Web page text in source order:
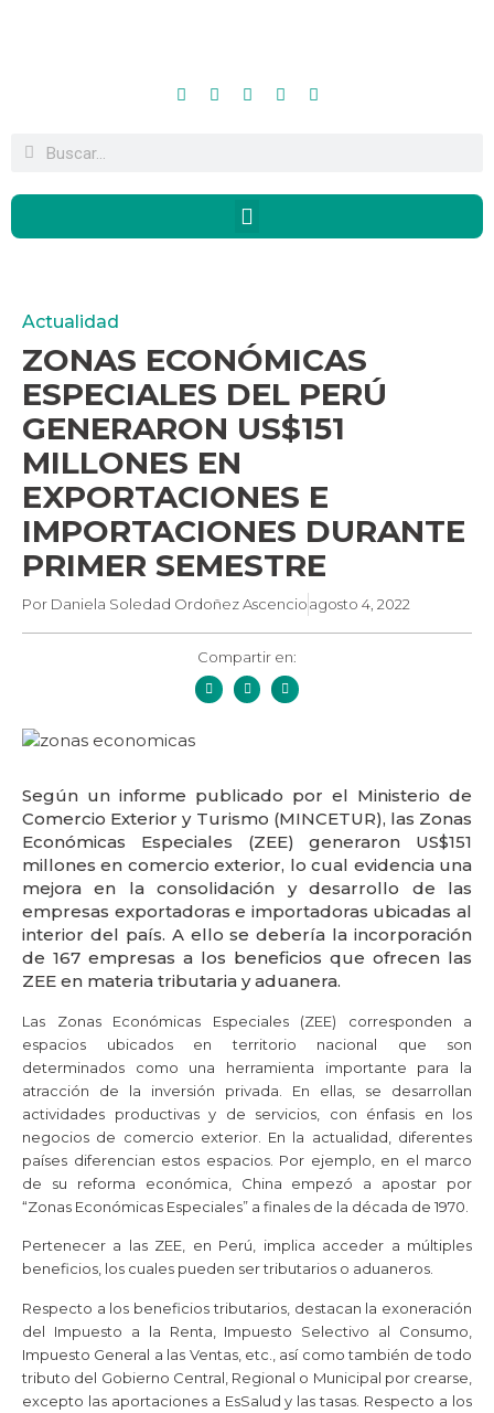
Actualidad
ZONAS ECONÓMICAS
ESPECIALES DEL PERÚ
GENERARON US$151
MILLONES EN
EXPORTACIONES E
IMPORTACIONES DURANTE
PRIMER SEMESTRE
Por Daniela Soledad Ordoñez Ascencioagosto 4, 2022
Compartir en:
Según un informe publicado por el Ministerio de
Comercio Exterior y Turismo (MINCETUR), las Zonas
Económicas Especiales (ZEE) generaron US$151
millones en comercio exterior, lo cual evidencia una
mejora en la consolidación y desarrollo de las
empresas exportadoras e importadoras ubicadas al
interior del país. A ello se debería la incorporación
de 167 empresas a los beneficios que ofrecen las
ZEE en materia tributaria y aduanera.
Las Zonas Económicas Especiales (ZEE) corresponden a
espacios ubicados en territorio nacional que son
determinados como una herramienta importante para la
atracción de la inversión privada. En ellas, se desarrollan
actividades productivas y de servicios, con énfasis en los
negocios de comercio exterior. En la actualidad, diferentes
países diferencian estos espacios. Por ejemplo, en el marco
de su reforma económica, China empezó a apostar por
“Zonas Económicas Especiales” a finales de la década de 1970.
Pertenecer a las ZEE, en Perú, implica acceder a múltiples
beneficios, los cuales pueden ser tributarios o aduaneros.
Respecto a los beneficios tributarios, destacan la exoneración
del Impuesto a la Renta, Impuesto Selectivo al Consumo,
Impuesto General a las Ventas, etc., así como también de todo
tributo del Gobierno Central, Regional o Municipal por crearse,
excepto las aportaciones a EsSalud y las tasas. Respecto a los